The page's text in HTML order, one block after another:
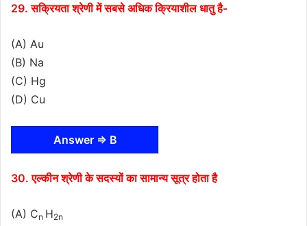
29. सक्रियता श्रेणी में सबसे अधिक क्रियाशील धातु है-
(A) Au
(B) Na
(C) Hg
(D) Cu
Answer ⇒ B
30. एल्कीन श्रेणी के सदस्यों का सामान्य सूत्र होता है
(A) Cn H2n